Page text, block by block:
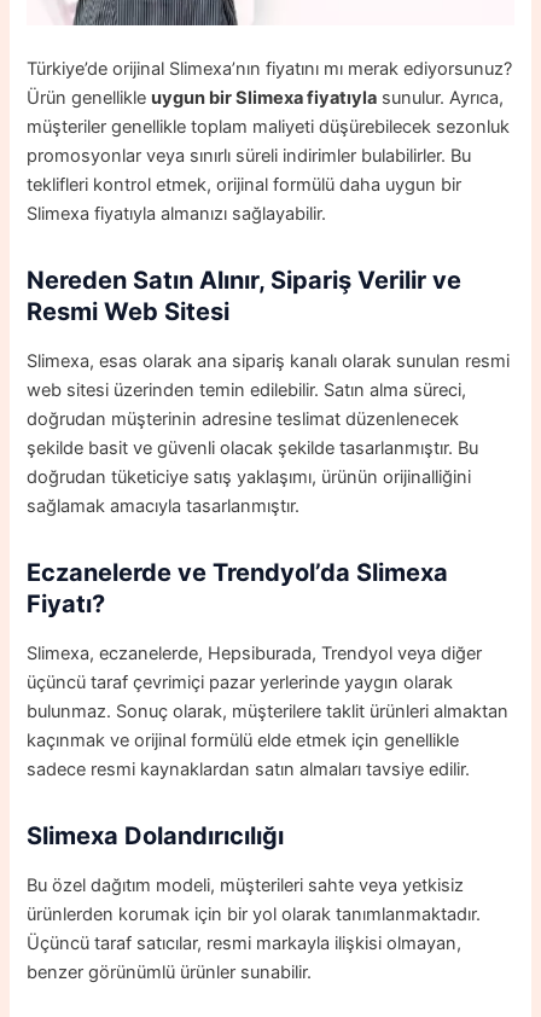
Türkiye’de orijinal Slimexa’nın fiyatını mı merak ediyorsunuz?
Ürün genellikleuygun bir Slimexa fiyatıyla sunulur. Ayrıca,
müşteriler genellikle toplam maliyeti düşürebilecek sezonluk
promosyonlar veya sınırlı süreli indirimler bulabilirler. Bu
teklifleri kontrol etmek, orijinal formülü daha uygun bir
Slimexa fiyatıyla almanızı sağlayabilir.
Nereden Satın Alınır, Sipariş Verilir ve
Resmi Web Sitesi
Slimexa, esas olarak ana sipariş kanalı olarak sunulan resmi
web sitesi üzerinden temin edilebilir. Satın alma süreci,
doğrudan müşterinin adresine teslimat düzenlenecek
şekilde basit ve güvenli olacak şekilde tasarlanmıştır. Bu
doğrudan tüketiciye satış yaklaşımı, ürünün orijinalliğini
sağlamak amacıyla tasarlanmıştır.
Eczanelerde ve Trendyol’da Slimexa
Fiyatı?
Slimexa, eczanelerde, Hepsiburada, Trendyol veya diğer
üçüncü taraf çevrimiçi pazar yerlerinde yaygın olarak
bulunmaz. Sonuç olarak, müşterilere taklit ürünleri almaktan
kaçınmak ve orijinal formülü elde etmek için genellikle
sadece resmi kaynaklardan satın almaları tavsiye edilir.
Slimexa Dolandırıcılığı
Bu özel dağıtım modeli, müşterileri sahte veya yetkisiz
ürünlerden korumak için bir yol olarak tanımlanmaktadır.
Üçüncü taraf satıcılar, resmi markayla ilişkisi olmayan,
benzer görünümlü ürünler sunabilir.